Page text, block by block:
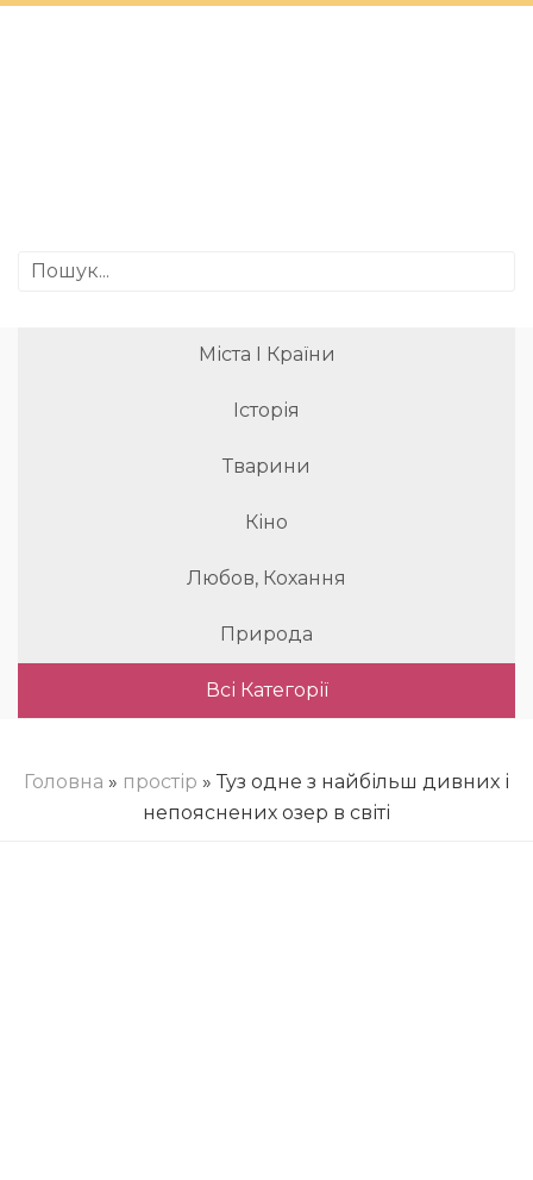
Міста І Країни
Історія
Тварини
Кіно
Любов, Кохання
Природа
Всі Категорії
Головна » простір » Туз одне з найбільш дивних і
непояснених озер в світі